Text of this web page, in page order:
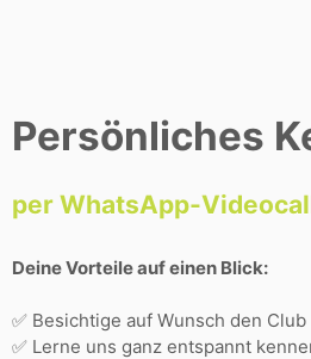
to
Persönliches
per WhatsApp-
Deine Vorteile auf einen Blick:
✅ Besichtige auf Wunsch den
✅ Lerne uns ganz entspannt